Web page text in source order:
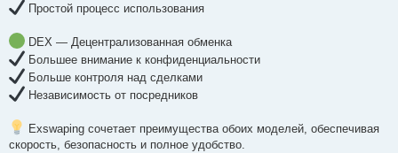
Простой процесс использования
DEX — Децентрализованная обменка
Большее внимание к конфиденциальности
Больше контроля над сделками
Независимость от посредников
Exswaping сочетает преимущества обоих моделей, обеспечивая
скорость, безопасность и полное удобство.